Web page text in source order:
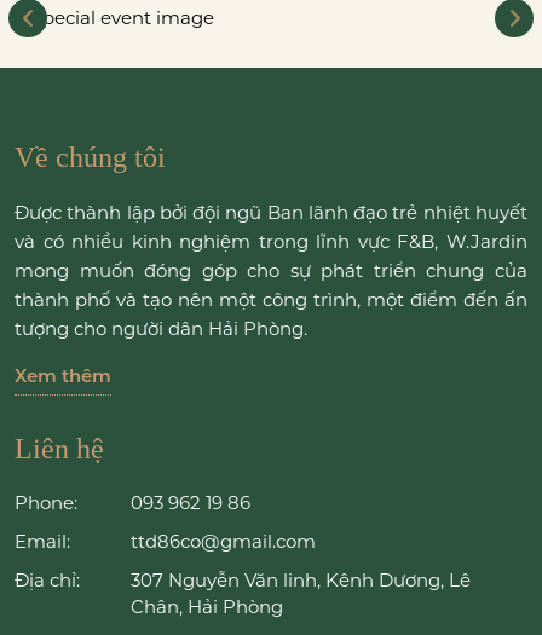
Về chúng tôi
Được thành lập bởi đội ngũ Ban lãnh đạo trẻ nhiệt huyết
và có nhiều kinh nghiệm trong lĩnh vực F&B, W.Jardin
mong muốn đóng góp cho sự phát triển chung của
thành phố và tạo nên một công trình, một điểm đến ấn
tượng cho người dân Hải Phòng.
Xem thêm
Liên hệ
Phone:
093 962 19 86
Email:
ttd86co@gmail.com
Địa chỉ:
307 Nguyễn Văn linh, Kênh Dương, Lê
Chân, Hải Phòng